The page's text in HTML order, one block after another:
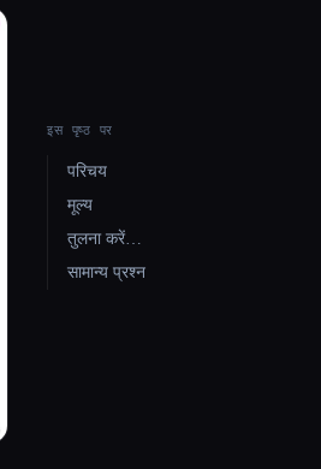
इस पृष्ठ पर
परिचय
मूल्य
तुलना करें…
सामान्य प्रश्न